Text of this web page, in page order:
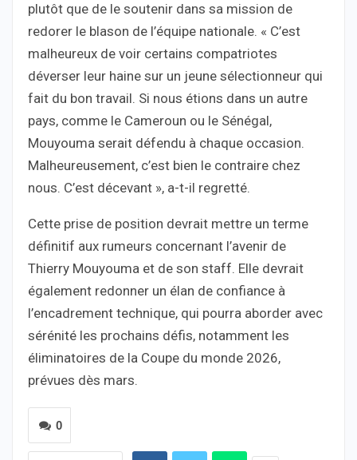
plutôt que de le soutenir dans sa mission de
redorer le blason de l’équipe nationale. « C’est
malheureux de voir certains compatriotes
déverser leur haine sur un jeune sélectionneur qui
fait du bon travail. Si nous étions dans un autre
pays, comme le Cameroun ou le Sénégal,
Mouyouma serait défendu à chaque occasion.
Malheureusement, c’est bien le contraire chez
nous. C’est décevant », a-t-il regretté.
Cette prise de position devrait mettre un terme
définitif aux rumeurs concernant l’avenir de
Thierry Mouyouma et de son staff. Elle devrait
également redonner un élan de confiance à
l’encadrement technique, qui pourra aborder avec
sérénité les prochains défis, notamment les
éliminatoires de la Coupe du monde 2026,
prévues dès mars.
0